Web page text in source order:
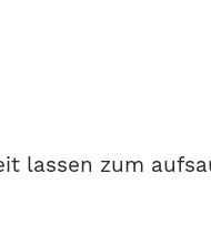
lassen zum